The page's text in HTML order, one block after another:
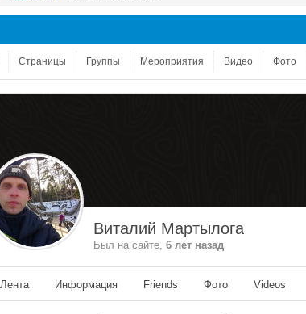
Страницы Группы Мероприятия Видео Фото
Виталий Мартылога
Был на сайте, 6 лет назад
Лента Информация Friends Фото Videos